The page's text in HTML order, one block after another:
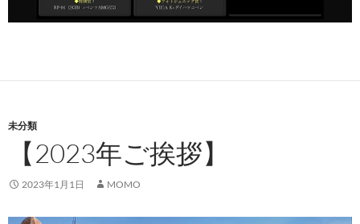
未分類
【2023年ご挨拶】
2023年1月1日 MOMO